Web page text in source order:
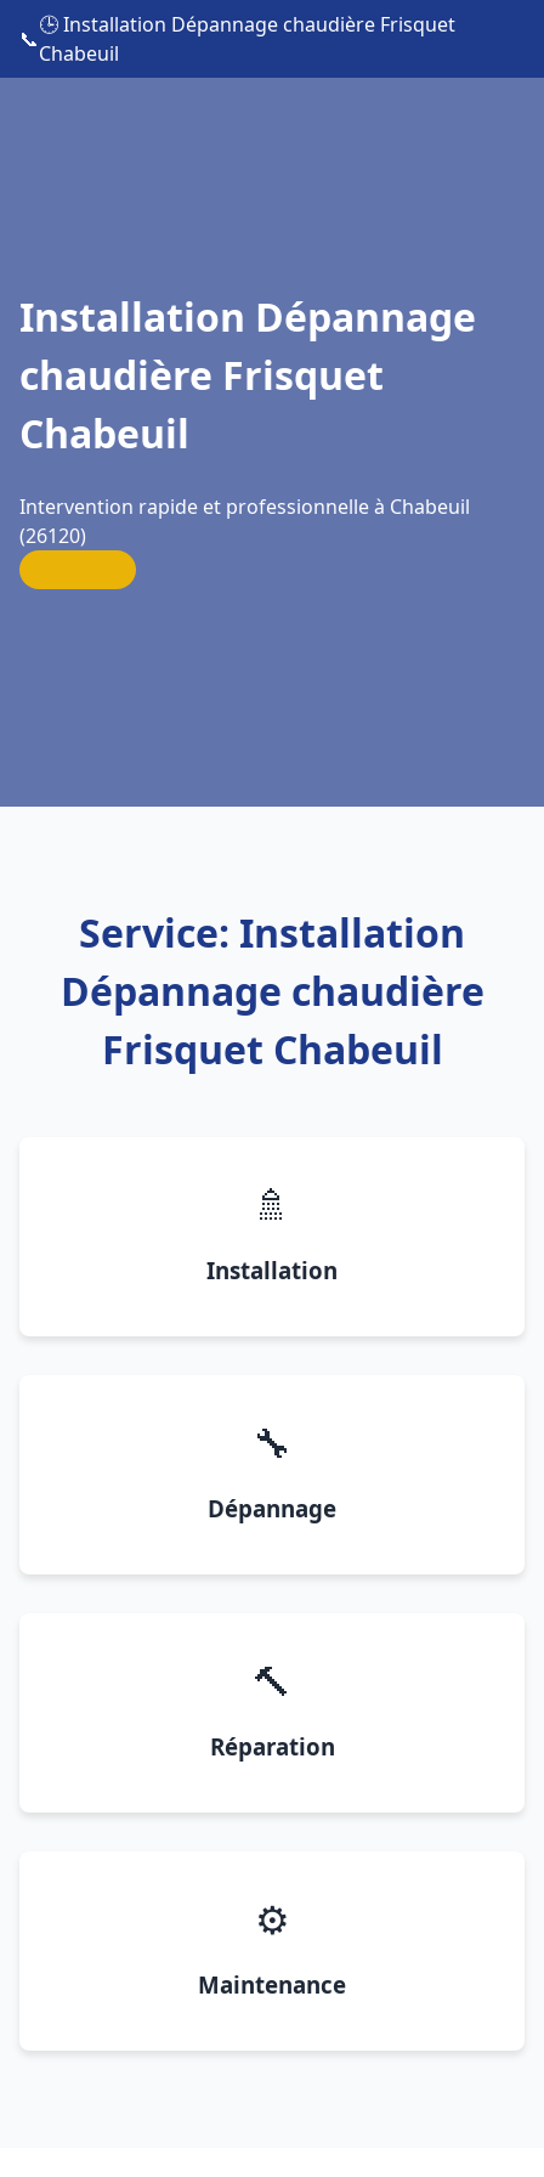
📞
🕒 Installation Dépannage chaudière Frisquet
Chabeuil
Installation Dépannage
chaudière Frisquet
Chabeuil
Intervention rapide et professionnelle à Chabeuil
(26120)
Service: Installation
Dépannage chaudière
Frisquet Chabeuil
🚿
Installation
🔧
Dépannage
🔨
Réparation
⚙️
Maintenance